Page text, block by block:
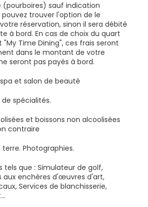
(pourboires) sauf indication
trouver l'option de le
réservation, sinon il sera débité
à bord. En cas de choix du quart
Time Dining", ces frais seront
dans le montant de votre
seront pas payés à bord.
et salon de beauté
spécialités.
et boissons non alcoolisées
contraire
terre. Photographies.
tels que : Simulateur de golf,
aux enchères d'œuvres d'art,
Services de blanchisserie,